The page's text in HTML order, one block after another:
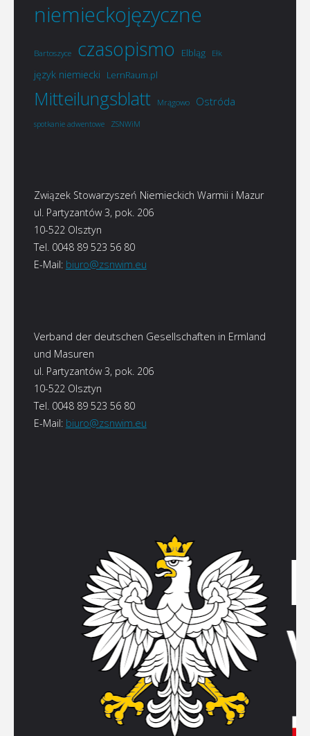
niemieckojęzyczne
Bartoszyce czasopismo Elbląg Ełk
język niemiecki LernRaum.pl
Mitteilungsblatt Mrągowo Ostróda
spotkanie adwentowe ZSNWiM
Związek Stowarzyszeń Niemieckich Warmii i Mazur
ul. Partyzantów 3, pok. 206
10-522 Olsztyn
Tel. 0048 89 523 56 80
E-Mail: biuro@zsnwim.eu
Verband der deutschen Gesellschaften in Ermland
und Masuren
ul. Partyzantów 3, pok. 206
10-522 Olsztyn
Tel. 0048 89 523 56 80
E-Mail: biuro@zsnwim.eu